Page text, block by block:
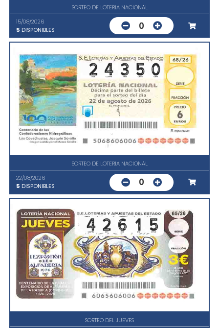
SORTEO DE LOTERIA NACIONAL
15/08/2026
5 DISPONIBLES 0
SORTEO DE LOTERIA NACIONAL
22/08/2026
5 DISPONIBLES 0
SORTEO DEL JUEVES